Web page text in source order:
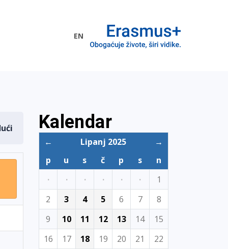
EN
Kalendar
← Lipanj 2025
→
p
u s č p s
n
·
· · · · ·
1
2
3 4 5 6 7
8
9
10 11 12 13 14
15
16
17 18 19 20 21
22